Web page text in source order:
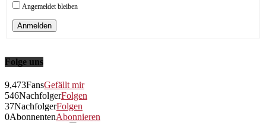
Angemeldet bleiben
Anmelden
Folge uns
9,473FansGefällt mir
546NachfolgerFolgen
37NachfolgerFolgen
0AbonnentenAbonnieren